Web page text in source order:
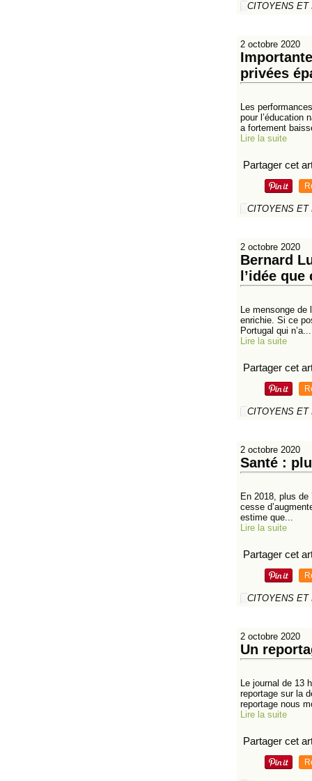
CITOYENS ET
2 octobre 2020
privées
Les
pour l’éducation
a fortement
Lire la suite
Partager cet
CITOYENS ET
2 octobre 2020
Bernard
l’idée
Le mensonge de
enrichie. Si ce
Portugal qui n’a...
Lire la suite
Partager cet
CITOYENS ET
2 octobre 2020
Santé :
En 2018, plus
cesse
estime que...
Lire la suite
Partager cet
CITOYENS ET
2 octobre 2020
Un
Le journal de 13
reportage sur la
reportage nous
Lire la suite
Partager cet